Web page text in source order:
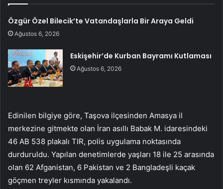
Özgür Özel Bilecik’te Vatandaşlarla Bir Araya Geldi
Ağustos 6, 2026
Eskişehir’de Kurban Bayramı Kutlaması
Ağustos 6, 2026
Edinilen bilgiye göre, Taşova ilçesinden Amasya il
merkezine gitmekte olan İran asıllı Babak M. idaresindeki
46 AB 538 plakalı TIR, polis uygulama noktasında
durduruldu. Yapılan denetimlerde yaşları 18 ile 25 arasında
olan 62 Afganistan, 6 Pakistan ve 2 Bangladeşli kaçak
göçmen treyler kısmında yakalandı.